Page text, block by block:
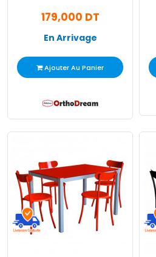
Roulette
179,000 DT
En Arrivage
Ajouter Au Panier